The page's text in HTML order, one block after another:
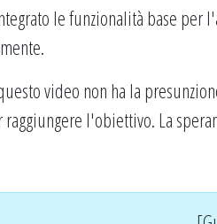
le funzionalità base per
video non ha la
l'obiettivo. La